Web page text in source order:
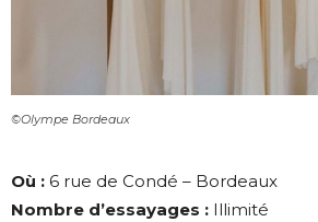
©Olympe Bordeaux
Où : 6 rue de Condé – Bordeaux
Nombre d’essayages : Illimité